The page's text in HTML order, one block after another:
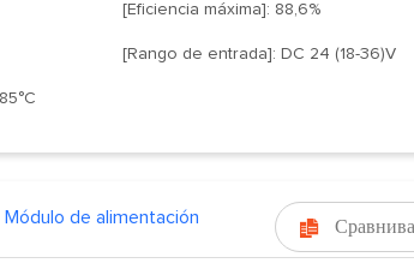
[Eficiencia máxima]: 88,6%
[Rango de entrada]: DC 24 (18-36)V

Módulo de alimentación